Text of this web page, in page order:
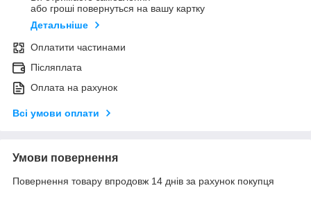
або гроші повернуться на вашу картку
Детальніше
Оплатити частинами
Післяплата
Оплата на рахунок
Всі умови оплати
Умови повернення
Повернення товару впродовж 14 днів за рахунок покупця